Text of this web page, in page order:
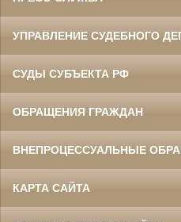
УПРАВЛЕНИЕ СУДЕБНОГО
СУДЫ СУБЪЕКТА РФ
ОБРАЩЕНИЯ ГРАЖДАН
ВНЕПРОЦЕССУАЛЬНЫЕ
КАРТА САЙТА